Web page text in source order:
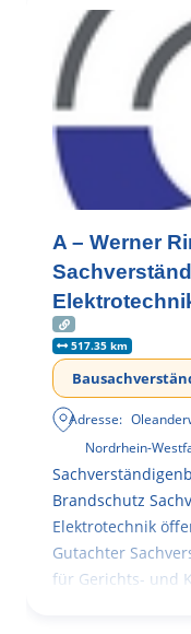
A – Werner
517.35 km
Adresse:
Nordrhein-
Brandschutz
Elektrotechnik
Gutachter
für Gerichts- und